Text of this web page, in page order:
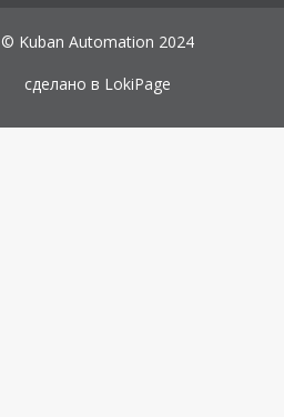
© Kuban Automation 2024
сделано в LokiPage